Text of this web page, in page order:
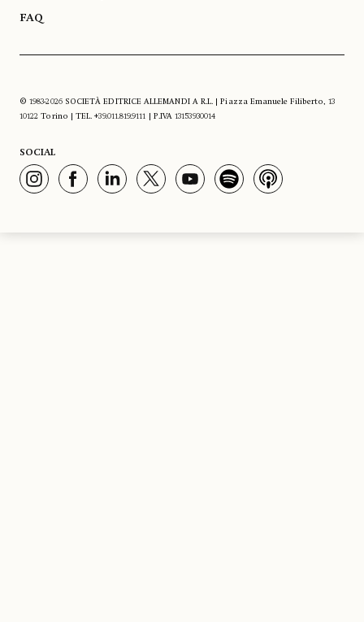
FAQ
© 1983-2026 SOCIETÀ EDITRICE ALLEMANDI A R.L. | Piazza Emanuele Filiberto, 13
10122 Torino | TEL. +39.011.819.9111 | P.IVA 13153930014
SOCIAL